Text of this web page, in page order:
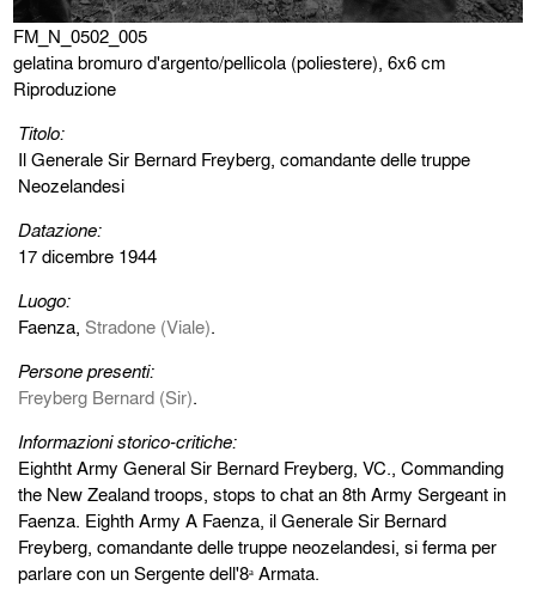
FM_N_0502_005
gelatina bromuro d'argento/pellicola (poliestere), 6x6 cm
Riproduzione
Titolo:
Il Generale Sir Bernard Freyberg, comandante delle truppe
Neozelandesi
Datazione:
17 dicembre 1944
Luogo:
Faenza, Stradone (Viale).
Persone presenti:
Freyberg Bernard (Sir).
Informazioni storico-critiche:
Eightht Army General Sir Bernard Freyberg, VC., Commanding
the New Zealand troops, stops to chat an 8th Army Sergeant in
Faenza. Eighth Army A Faenza, il Generale Sir Bernard
Freyberg, comandante delle truppe neozelandesi, si ferma per
parlare con un Sergente dell'8ᵃ Armata.